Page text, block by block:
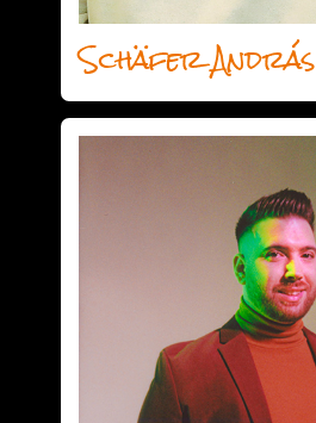
Schäfer András